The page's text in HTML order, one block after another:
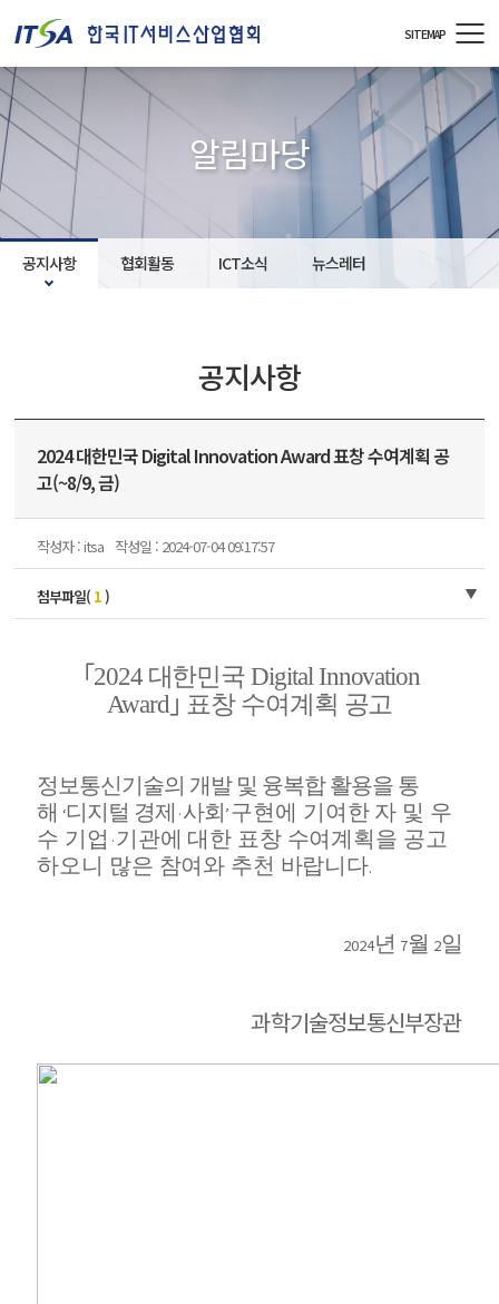
SITEMAP
알림마당
공지사항 협회활동 ICT소식 뉴스레터
공지사항
2024 대한민국 Digital Innovation Award 표창 수여계획 공
고(~8/9, 금)
작성자 : itsa 작성일 : 2024-07-04 09:17:57
첨부파일( 1 )
｢ 2024 대한민국Digital Innovation
Award ｣ 표창 수여계획 공고
정보통신기술의 개발 및 융복합 활용을 통
해 ‘디지털 경제 ·사회 ’구현에 기여한 자 및 우
수 기업 ·기관에 대한 표창 수여계획을 공고
하오니 많은 참여와 추천 바랍니다.
2024년 7월 2일
과학기술정보통신부장관